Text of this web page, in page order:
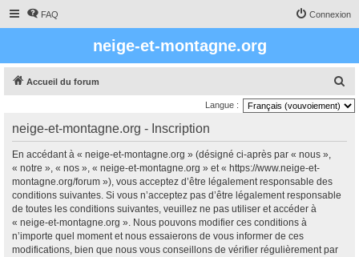
FAQ Connexion
neige-et-montagne.org
Accueil du forum
e
Langue :
neige-et-montagne.org - Inscription
En accédant à « neige-et-montagne.org » (désigné ci-après par « nous »,
« notre », « nos », « neige-et-montagne.org » et « https://www.neige-et-
montagne.org/forum »), vous acceptez d’être légalement responsable des
conditions suivantes. Si vous n’acceptez pas d’être légalement responsable
de toutes les conditions suivantes, veuillez ne pas utiliser et accéder à
« neige-et-montagne.org ». Nous pouvons modifier ces conditions à
n’importe quel moment et nous essaierons de vous informer de ces
modifications, bien que nous vous conseillons de vérifier régulièrement par